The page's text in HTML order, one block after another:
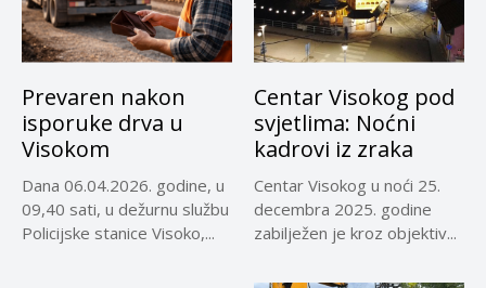
Prevaren nakon
isporuke drva u
Visokom
Dana 06.04.2026. godine, u
09,40 sati, u dežurnu službu
Policijske stanice Visoko,...
Centar Visokog pod
svjetlima: Noćni
kadrovi iz zraka
Centar Visokog u noći 25.
decembra 2025. godine
zabilježen je kroz objektiv...